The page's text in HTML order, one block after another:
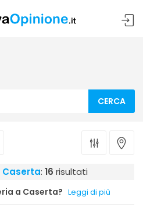
CERCA
Caserta: 16 risultati
a Caserta? Leggi di più